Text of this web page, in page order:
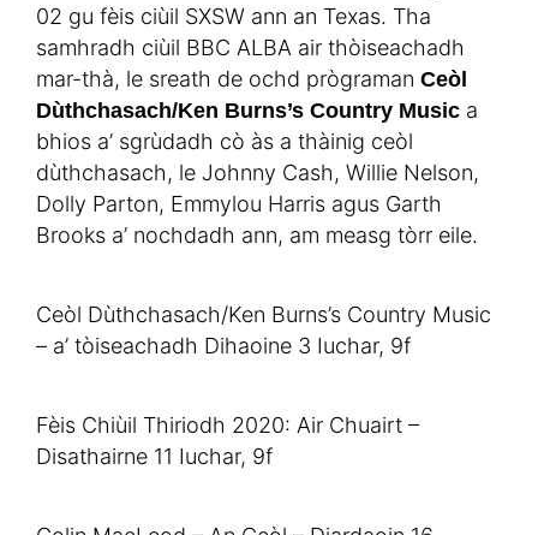
02 gu fèis ciùil SXSW ann an Texas. Tha
samhradh ciùil BBC ALBA air thòiseachadh
mar-thà, le sreath de ochd prògraman Ceòl
Dùthchasach/Ken Burns’s Country Music a
bhios a’ sgrùdadh cò às a thàinig ceòl
dùthchasach, le Johnny Cash, Willie Nelson,
Dolly Parton, Emmylou Harris agus Garth
Brooks a’ nochdadh ann, am measg tòrr eile.
Ceòl Dùthchasach/Ken Burns’s Country Music
– a’ tòiseachadh Dihaoine 3 Iuchar, 9f
Fèis Chiùil Thiriodh 2020: Air Chuairt –
Disathairne 11 Iuchar, 9f